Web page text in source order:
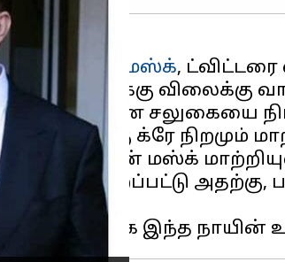
எலான் மஸ்க்,
டாலருக்கு விலைக்கு
கட்டண சலுகையை
க்ரே நிறமும்
எலான் மஸ்க்
மாற்றப்பட்டு அதற்கு,